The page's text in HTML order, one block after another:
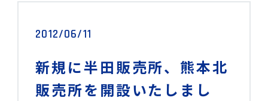
2012/06/11
新規に半田販売所、熊本北
販売所を開設いたしまし